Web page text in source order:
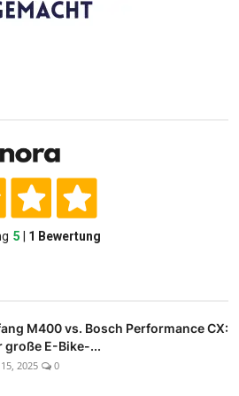
M400 vs. Bosch Performance CX:
große E-Bike-...
2025 0